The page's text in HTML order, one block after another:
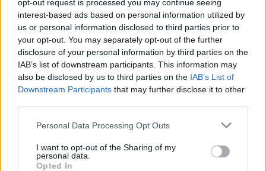
opt-out request is processed you may continue seeing
interest-based ads based on personal information utilized by
us or personal information disclosed to third parties prior to
your opt-out. You may separately opt-out of the further
disclosure of your personal information by third parties on the
IAB’s list of downstream participants. This information may
also be disclosed by us to third parties on the IAB’s List of
Downstream Participants that may further disclose it to other
Personal Data Processing Opt Outs
I want to opt-out of the Sharing of my
personal data.
Opted In
sperimentato una collisione e una fusione profonda senza
precedenti“- ha dichiarato Lei Jun, fondatore, presidente e CEO
di Xiaomi Group.
Sourcemi.com
Condividi questo articolo:
E-mail LinkedIn Facebook
Mastodon Telegram WhatsApp